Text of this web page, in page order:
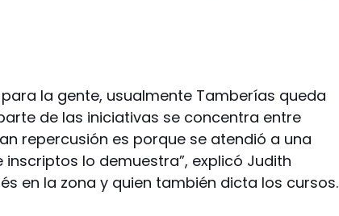
la gente, usualmente Tamberías queda
de las iniciativas se concentra entre
repercusión es porque se atendió a una
lo demuestra”, explicó Judith
en la zona y quien también dicta los cursos.